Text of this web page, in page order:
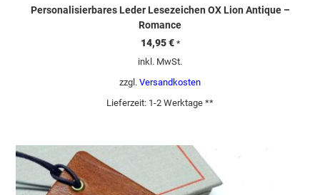
Personalisierbares Leder Lesezeichen OX Lion Antique –
Romance
14,95€ *
inkl. MwSt.
zzgl. Versandkosten
Lieferzeit: 1-2 Werktage **